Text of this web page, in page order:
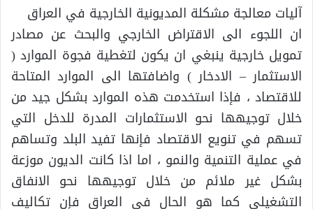
آليات معالجة مشكلة المديونية الخارجية في العراق
ان اللجوء الى الاقتراض الخارجي والبحث عن مصادر
تمويل خارجية ينبغي ان يكون لتغطية فجوة الموارد (
الاستثمار – الادخار ) واضافتها الى الموارد المتاحة
للاقتصاد ، فإذا استخدمت هذه الموارد بشكل جيد من
خلال توجيهها نحو الاستثمارات المدرة للدخل التي
تسهم في تنويع الاقتصاد فإنها تفيد البلد وتساهم
في عملية التنمية والنمو ، اما اذا كانت الديون موزعة
بشكل غير ملائم من خلال توجيهها نحو الانفاق
التشغيلي كما هو الحال في العراق فإن تكاليف